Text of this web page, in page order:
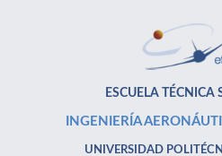
ESCUELA TÉCNICA
INGENIERÍA
UNIVERSIDAD